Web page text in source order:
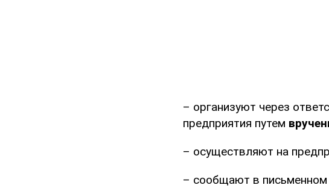
– организуют через
предприятия путем
– осуществляют на
– сообщают в письменном